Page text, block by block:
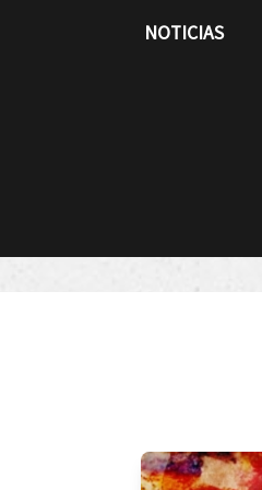
NOTICIAS